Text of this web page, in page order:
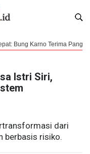
Terima Panggilan
Istri Siri,
dari
berbasis risiko.